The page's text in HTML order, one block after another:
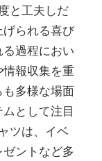
と工夫しだ
られる喜び
過程におい
報収集を重
多様な場面
として注目
ツは、イベ
ントなど多